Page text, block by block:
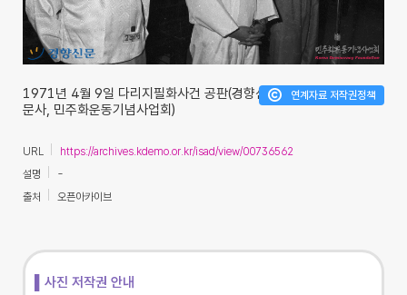
1971년 4월 9일 다리지필화사건 공판(경향신
문사, 민주화운동기념사업회)
연계자료 저작권정책
URL
https://archives.kdemo.or.kr/isad/view/00736562
설명
-
출처
오픈아카이브
▌사진 저작권 안내